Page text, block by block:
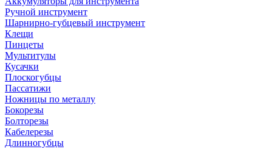
Ручной инструмент
Шарнирно-губцевый инструмент
Клещи
Пинцеты
Мультитулы
Кусачки
Плоскогубцы
Пассатижи
Ножницы по металлу
Бокорезы
Болторезы
Кабелерезы
Длинногубцы